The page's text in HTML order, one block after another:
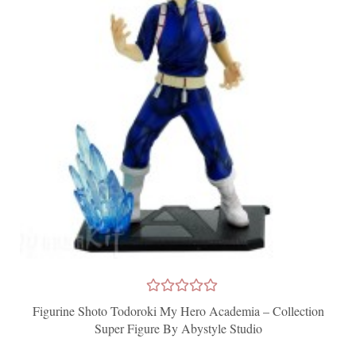
Figurine Shoto Todoroki My Hero Academia – Collection
Super Figure By Abystyle Studio